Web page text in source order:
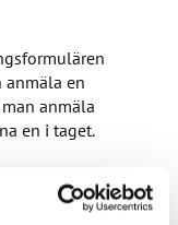
anmäla en
anmäla
en i taget.